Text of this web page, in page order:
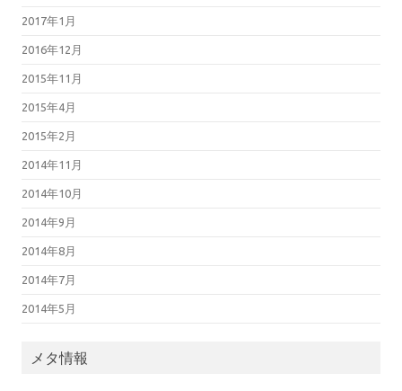
2017年1月
2016年12月
2015年11月
2015年4月
2015年2月
2014年11月
2014年10月
2014年9月
2014年8月
2014年7月
2014年5月
メタ情報